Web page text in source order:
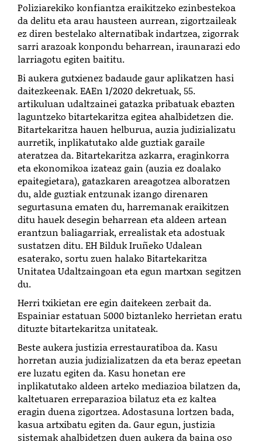
Poliziarekiko konfiantza eraikitzeko ezinbestekoa
da delitu eta arau hausteen aurrean, zigortzaileak
ez diren bestelako alternatibak indartzea, zigorrak
sarri arazoak konpondu beharrean, iraunarazi edo
larriagotu egiten baititu.
Bi aukera gutxienez badaude gaur aplikatzen hasi
daitezkeenak. EAEn 1/2020 dekretuak, 55.
artikuluan udaltzainei gatazka pribatuak ebazten
laguntzeko bitartekaritza egitea ahalbidetzen die.
Bitartekaritza hauen helburua, auzia judizializatu
aurretik, inplikatutako alde guztiak garaile
ateratzea da. Bitartekaritza azkarra, eraginkorra
eta ekonomikoa izateaz gain (auzia ez doalako
epaitegietara), gatazkaren areagotzea alboratzen
du, alde guztiak entzunak izango direnaren
segurtasuna ematen du, harremanak eraikitzen
ditu hauek desegin beharrean eta aldeen artean
erantzun baliagarriak, errealistak eta adostuak
sustatzen ditu. EH Bilduk Iruñeko Udalean
esaterako, sortu zuen halako Bitartekaritza
Unitatea Udaltzaingoan eta egun martxan segitzen
du.
Herri txikietan ere egin daitekeen zerbait da.
Espainiar estatuan 5000 biztanleko herrietan eratu
dituzte bitartekaritza unitateak.
Beste aukera justizia errestauratiboa da. Kasu
horretan auzia judizializatzen da eta beraz epeetan
ere luzatu egiten da. Kasu honetan ere
inplikatutako aldeen arteko mediazioa bilatzen da,
kaltetuaren erreparazioa bilatuz eta ez kaltea
eragin duena zigortzea. Adostasuna lortzen bada,
kasua artxibatu egiten da. Gaur egun, justizia
sistemak ahalbidetzen duen aukera da baina oso